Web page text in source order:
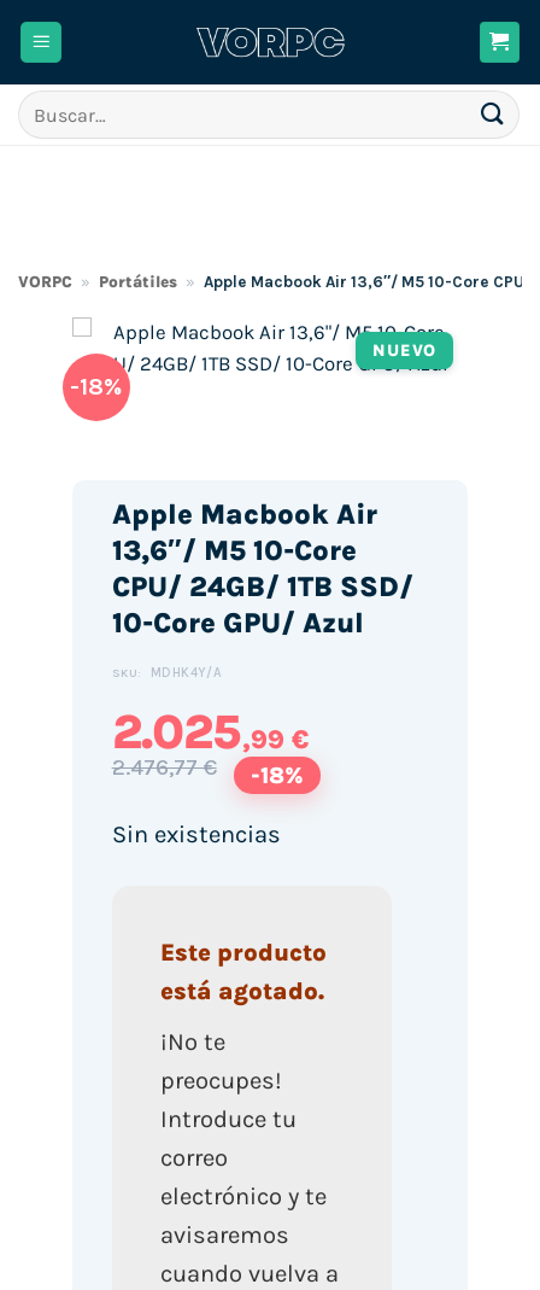
Buscar
por:
VORPC » Portátiles » Apple Macbook Air 13,6″/ M5 10-Core CPU/
NUEVO
-18%
Apple Macbook Air
13,6″/ M5 10-Core
CPU/ 24GB/ 1TB SSD/
10-Core GPU/ Azul
SKU: MDHK4Y/A
2.025,99 €
2.476,77 € -18%
Sin existencias
Este producto
está agotado.
¡No te
preocupes!
Introduce tu
correo
electrónico y te
avisaremos
cuando vuelva a